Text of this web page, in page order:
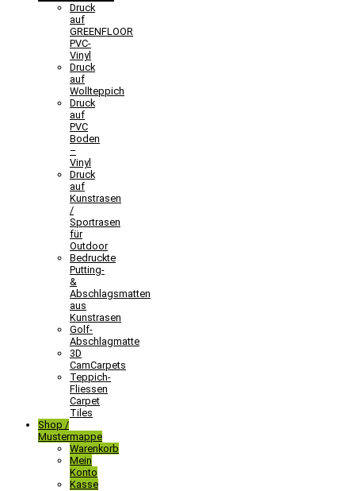
Druck
auf
GREENFLOOR
PVC-
Vinyl
Druck
auf
Wollteppich
Druck
auf
PVC
Boden
–
Vinyl
Druck
auf
Kunstrasen
/
Sportrasen
für
Outdoor
Bedruckte
Putting-
&
Abschlagsmatten
aus
Kunstrasen
Golf-
Abschlagmatte​
3D
CamCarpets
Teppich-
Fliessen
Carpet
Tiles
Shop /
Mustermappe
Warenkorb
Mein
Konto
Kasse